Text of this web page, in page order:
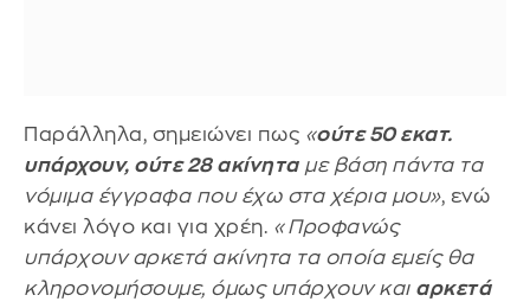
Παράλληλα, σημειώνει πως «ούτε 50 εκατ.
υπάρχουν, ούτε 28 ακίνηταμε βάση πάντα τα
νόμιμα έγγραφα που έχω στα χέρια μου», ενώ
κάνει λόγο και για χρέη. «Προφανώς
υπάρχουν αρκετά ακίνητα τα οποία εμείς θα
κληρονομήσουμε, όμως υπάρχουν και αρκετά